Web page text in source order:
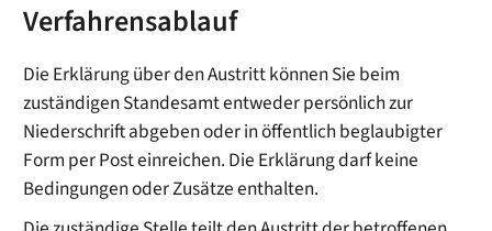
Verfahrensablauf
Die Erklärung über den Austritt können Sie beim
zuständigen Standesamt entweder persönlich zur
Niederschrift abgeben oder in öffentlich beglaubigter
Form per Post einreichen. Die Erklärung darf keine
Bedingungen oder Zusätze enthalten.